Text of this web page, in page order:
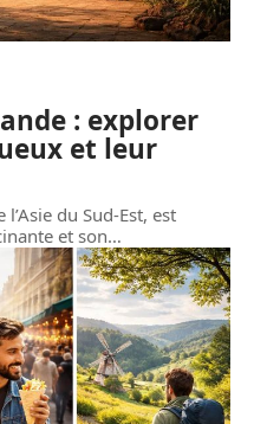
: explorer
et leur
du Sud-Est, est
et son…